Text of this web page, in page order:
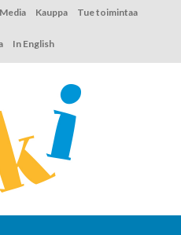
Media Kauppa Tue toimintaa
In English